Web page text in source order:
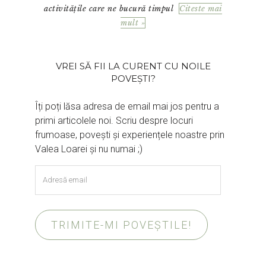
activitățile care ne bucură timpul
Citeste mai
mult »
VREI SĂ FII LA CURENT CU NOILE
POVEȘTI?
Îți poți lăsa adresa de email mai jos pentru a
primi articolele noi. Scriu despre locuri
frumoase, povești și experiențele noastre prin
Valea Loarei și nu numai ;)
email
TRIMITE-MI POVEȘTILE!